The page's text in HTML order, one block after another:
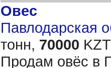
Овес
Павлодарская
тонн, 70000
Продам овёс в